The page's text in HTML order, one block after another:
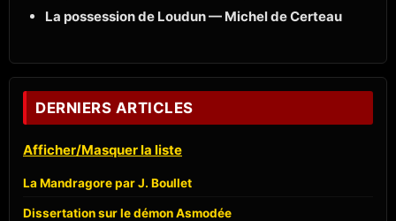
La possession de Loudun — Michel de Certeau
DERNIERS ARTICLES
Afficher/Masquer la liste
La Mandragore par J. Boullet
Dissertation sur le démon Asmodée